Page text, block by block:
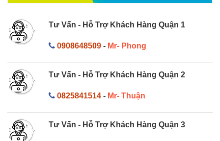
Tư Vấn - Hỗ Trợ Khách Hàng Quận 1
0908648509- Mr- Phong
Tư Vấn - Hỗ Trợ Khách Hàng Quận 2
0825841514- Mr- Thuận
Tư Vấn - Hỗ Trợ Khách Hàng Quận 3